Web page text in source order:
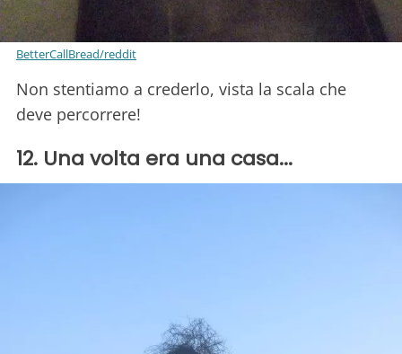
BetterCallBread/reddit
Non stentiamo a crederlo, vista la scala che
deve percorrere!
12. Una volta era una casa...